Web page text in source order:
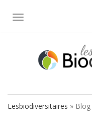
AFFICHER/
Lesbiodiversitaires » Blog